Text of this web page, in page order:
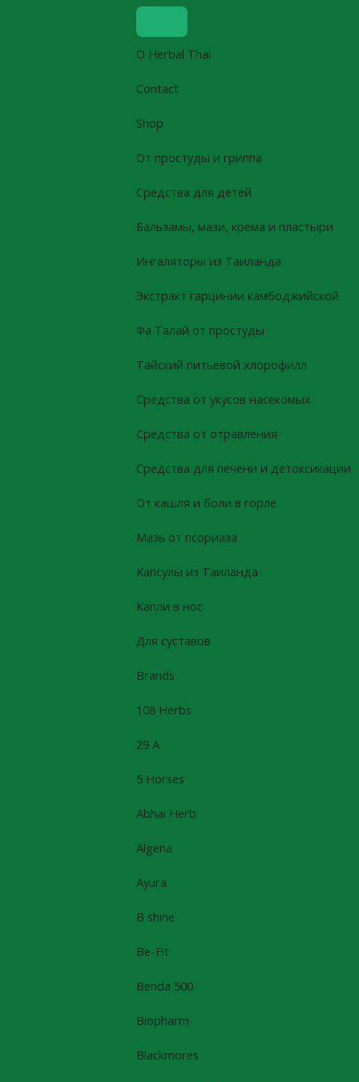
О Herbal Thai
Contact
Shop
От простуды и гриппа
Средства для детей
Бальзамы, мази, крема и пластыри
Ингаляторы из Таиланда
Экстракт гарцинии камбоджийской
Фа Талай от простуды
Тайский питьевой хлорофилл
Средства от укусов насекомых
Средства от отравления
Средства для печени и детоксикации
От кашля и боли в горле
Мазь от псориаза
Капсулы из Таиланда
Капли в нос
Для суставов
Brands
108 Herbs
29 A
5 Horses
Abhai Herb
Algena
Ayura
B shine
Be-Fit
Benda 500
Biopharm
Blackmores